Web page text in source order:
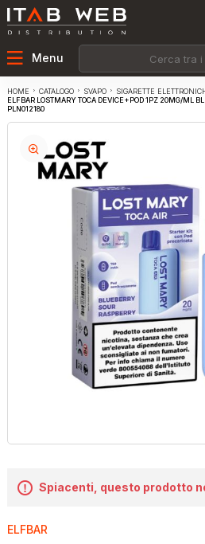
Menu
HOME CATALOGO SVAPO SIGARETTE
ELFBAR LOSTMARY TOCA DEVICE+POD 1PZ 20MG/ML
PLN012180
Spiacenti, questo prodotto
ELFBAR